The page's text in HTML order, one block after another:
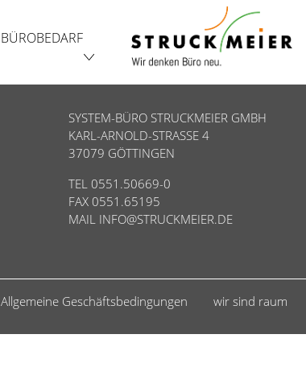
BÜROBEDARF
SYSTEM-BÜRO STRUCKMEIER GMBH
KARL-ARNOLD-STRASSE 4
37079 GÖTTINGEN
TEL 0551.50669-0
FAX 0551.65195
MAIL INFO@STRUCKMEIER.DE
Allgemeine Geschäftsbedingungen wir sind raum